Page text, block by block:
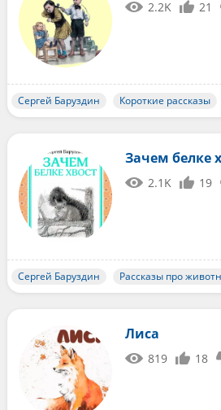
2.2K 21
Сергей Баруздин Короткие рассказы
Зачем белке
2.1K 19
Сергей Баруздин Рассказы про
Лиса
819 18